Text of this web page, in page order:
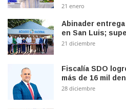
21 enero
Abinader
en San Luis;
21 diciembre
Fiscalía SDO
más de 16 mil
28 diciembre